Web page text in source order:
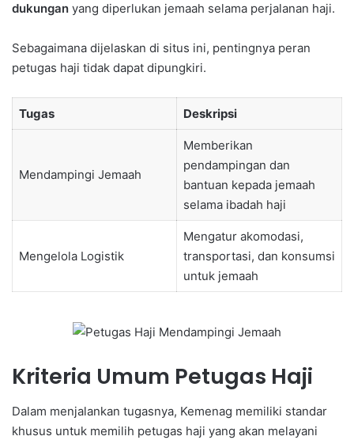
dukungan yang diperlukan jemaah selama perjalanan haji.
Sebagaimana dijelaskan di situs ini, pentingnya peran
petugas haji tidak dapat dipungkiri.
Tugas Deskripsi
Mendampingi Jemaah
Memberikan
pendampingan dan
bantuan kepada jemaah
selama ibadah haji
Mengelola Logistik
Mengatur akomodasi,
transportasi, dan konsumsi
untuk jemaah
Kriteria Umum Petugas Haji
Dalam menjalankan tugasnya, Kemenag memiliki standar
khusus untuk memilih petugas haji yang akan melayani